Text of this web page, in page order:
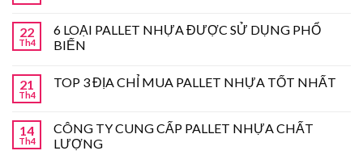
22
Th4
6 LOẠI PALLET NHỰA ĐƯỢC SỬ DỤNG PHỔ
BIẾN
21
Th4
TOP 3 ĐỊA CHỈ MUA PALLET NHỰA TỐT NHẤT
14
Th4
CÔNG TY CUNG CẤP PALLET NHỰA CHẤT
LƯỢNG